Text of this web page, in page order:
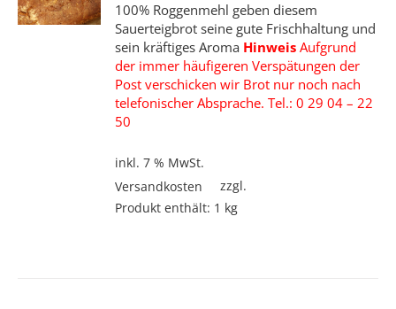
100% Roggenmehl geben diesem
Sauerteigbrot seine gute Frischhaltung und
sein kräftiges Aroma Hinweis Aufgrund
der immer häufigeren Verspätungen der
Post verschicken wir Brot nur noch nach
telefonischer Absprache. Tel.: 0 29 04 – 22
50
inkl. 7 % MwSt.
zzgl.
Versandkosten
Produkt enthält: 1 kg